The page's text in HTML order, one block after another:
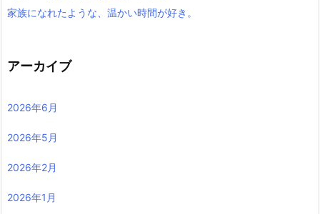
家族になれたような、温かい時間が好き。
アーカイブ
2026年6月
2026年5月
2026年2月
2026年1月